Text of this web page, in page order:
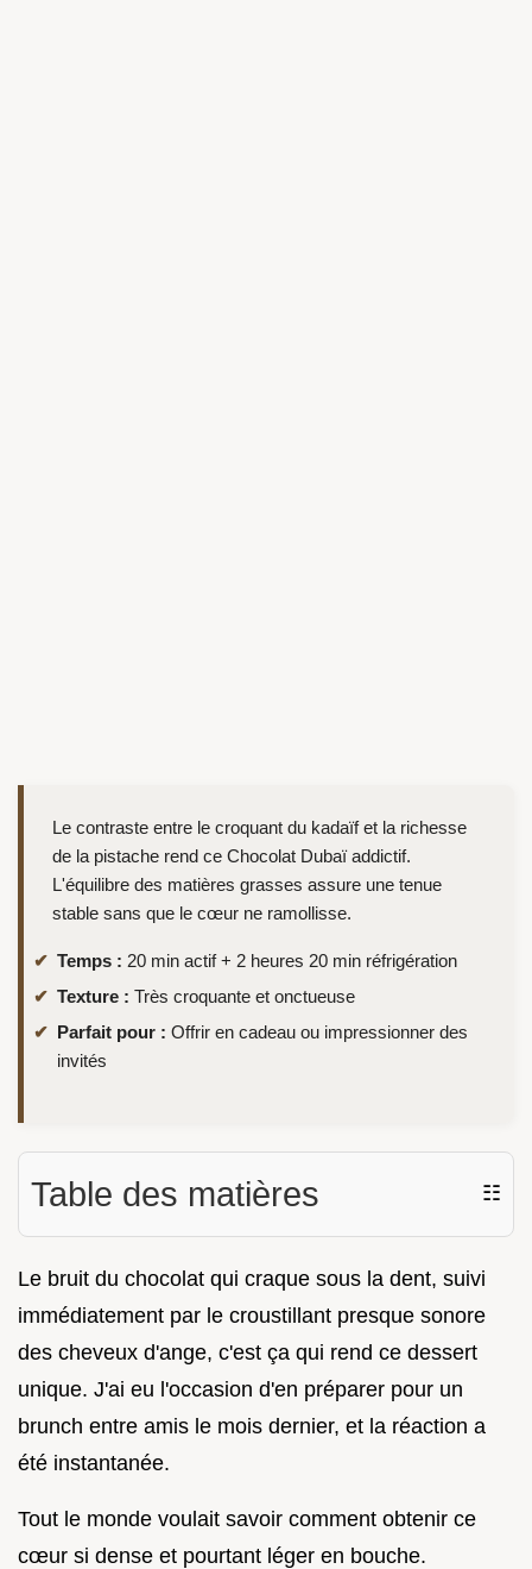
Le contraste entre le croquant du kadaïf et la richesse
de la pistache rend ce Chocolat Dubaï addictif.
L'équilibre des matières grasses assure une tenue
stable sans que le cœur ne ramollisse.
Temps : 20 min actif + 2 heures 20 min réfrigération
Texture : Très croquante et onctueuse
Parfait pour : Offrir en cadeau ou impressionner des
invités
Table des matières ☷
Le bruit du chocolat qui craque sous la dent, suivi
immédiatement par le croustillant presque sonore
des cheveux d'ange, c'est ça qui rend ce dessert
unique. J'ai eu l'occasion d'en préparer pour un
brunch entre amis le mois dernier, et la réaction a
été instantanée.
Tout le monde voulait savoir comment obtenir ce
cœur si dense et pourtant léger en bouche.